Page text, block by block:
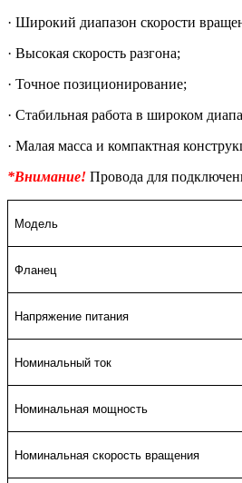
· Широкий диапазон скорости
· Высокая скорость разгона;
· Точное позиционирование;
· Стабильная работа в широком
· Малая масса и компактная
*Внимание! Провода для
Модель
Фланец
Напряжение питания
Номинальный ток
Номинальная мощность
Номинальная скорость вращения